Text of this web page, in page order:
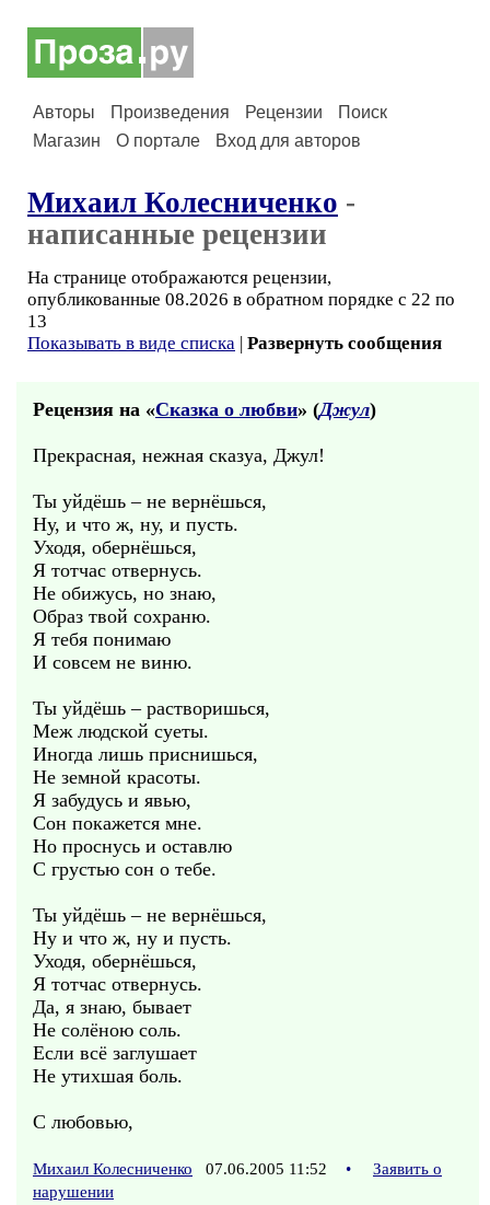
Авторы Произведения Рецензии
Поиск
Магазин
О портале Вход для авторов
Михаил Колесниченко -
написанные рецензии
На странице отображаются рецензии,
опубликованные 08.2026 в обратном порядке с 22 по
13
Показывать в виде списка | Развернуть сообщения
Рецензия на «Сказка о любви» (Джул)
Прекрасная, нежная сказуа, Джул!
Ты уйдёшь – не вернёшься,
Ну, и что ж, ну, и пусть.
Уходя, обернёшься,
Я тотчас отвернусь.
Не обижусь, но знаю,
Образ твой сохраню.
Я тебя понимаю
И совсем не виню.
Ты уйдёшь – растворишься,
Меж людской суеты.
Иногда лишь приснишься,
Не земной красоты.
Я забудусь и явью,
Сон покажется мне.
Но проснусь и оставлю
С грустью сон о тебе.
Ты уйдёшь – не вернёшься,
Ну и что ж, ну и пусть.
Уходя, обернёшься,
Я тотчас отвернусь.
Да, я знаю, бывает
Не солёною соль.
Если всё заглушает
Не утихшая боль.
С любовью,
Михаил Колесниченко 07.06.2005 11:52 •
Заявить о
нарушении